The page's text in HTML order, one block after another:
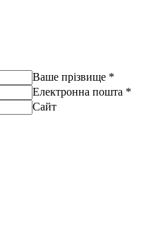
Ваше прізвище *
Електронна пошта *
Сайт